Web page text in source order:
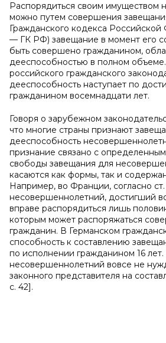
Распорядиться своим имуществом
можно путем совершения
Гражданского кодекса
— ГК РФ) завещание в момент его
быть совершено гражданином,
дееспособностью в полном
российского гражданского
дееспособность наступает по
гражданином восемнадцати лет.
Говоря о зарубежном
что многие страны признают
дееспособность
признание связано с
свободы завещания для
касаются как формы, так и
Например, во Франции, согласно
несовершеннолетний, достигший
вправе распорядиться лишь
которым может распоряжаться
гражданин. В Германском
способность к составлению
по исполнении гражданином 16
несовершеннолетний вовсе не
законного представителя на
с. 42].